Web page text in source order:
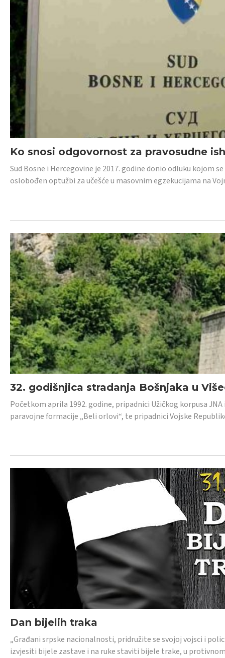
Ko snosi odgovornost za pravosudne
Sud Bosne i Hercegovine je 2017. godine donio odluku kojom
oslobođen optužbi za učešće u masovnim egzekucijama na
32. godišnjica stradanja Bošnjaka u
Početkom aprila 1992. godine, pripadnici Užičkog korpusa
paravojne formacije „Beli orlovi“, te pripadnici Vojske
Dan bijelih traka
„Građani srpske nacionalnosti, pridružite se svojoj vojsci i
izvjesiti bijele zastave i na ruke staviti bijele trake, u